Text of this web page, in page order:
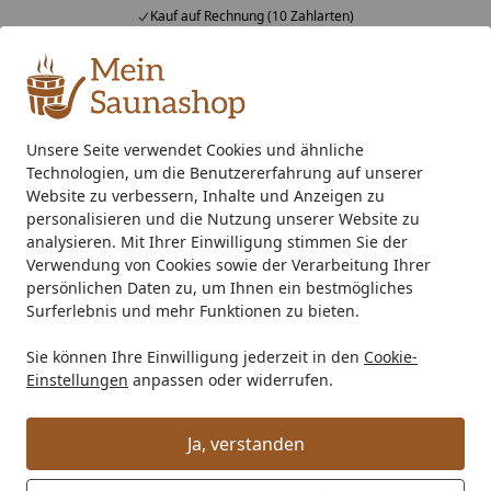
Unsere Seite verwendet Cookies und ähnliche
Technologien, um die Benutzererfahrung auf unserer
Website zu verbessern, Inhalte und Anzeigen zu
personalisieren und die Nutzung unserer Website zu
analysieren. Mit Ihrer Einwilligung stimmen Sie der
Verwendung von Cookies sowie der Verarbeitung Ihrer
persönlichen Daten zu, um Ihnen ein bestmögliches
Surferlebnis und mehr Funktionen zu bieten.
Sie können Ihre Einwilligung jederzeit in den Cookie-
Einstellungen anpassen oder widerrufen.
Ja, verstanden
Kauf auf Rechnung (10 Zahlarten)
Alle Produkte
Mein Konto
Suchen
Startseite
Metall Dachrinnenset 346KB für Walmdächer bis 4 x 600 cm
Metall Dachrinnenset 346KB für
Walmdächer bis 4 x 600 cm